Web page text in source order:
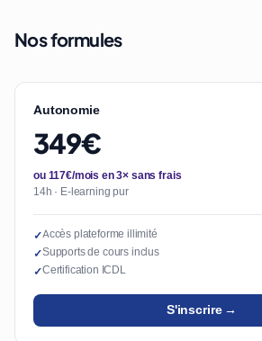
Nos formules
Autonomie
349€
ou 117€/mois en 3× sans frais
14h · E-learning pur
✓Accès plateforme illimité
✓Supports de cours inclus
✓Certification ICDL
S'inscrire →